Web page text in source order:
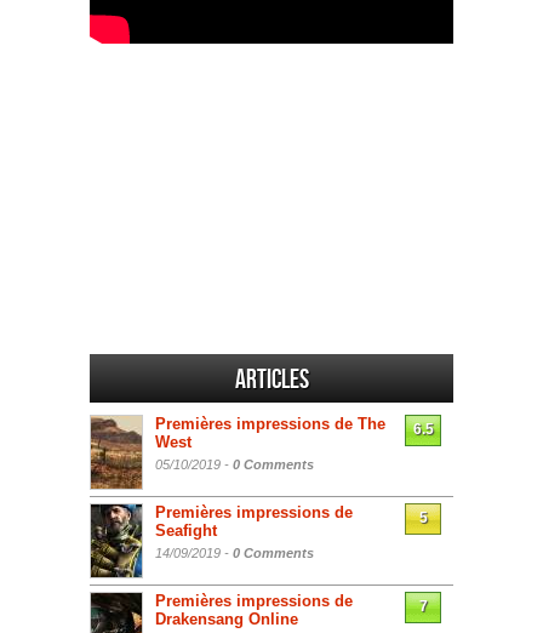
Articles
Premières impressions de The
West
05/10/2019 - 0 Comments
6.5
Premières impressions de
Seafight
14/09/2019 - 0 Comments
5
Premières impressions de
Drakensang Online
7